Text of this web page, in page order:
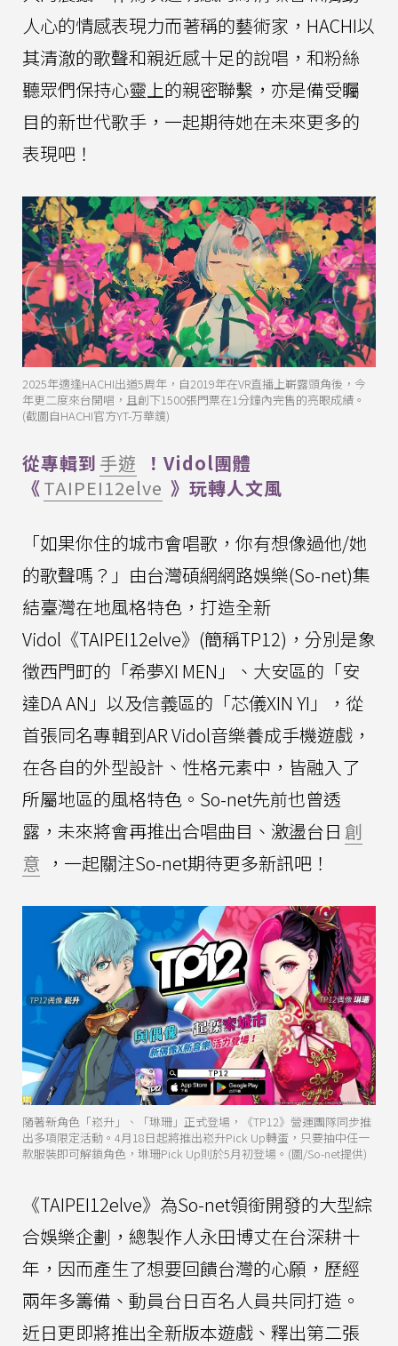
人心的情感表現力而著稱的藝術家，HACHI以
其清澈的歌聲和親近感十足的說唱，和粉絲
聽眾們保持心靈上的親密聯繫，亦是備受矚
目的新世代歌手，一起期待她在未來更多的
表現吧！
2025年適逢HACHI出道5周年，自2019年在VR直播上嶄露頭角後，今
年更二度來台開唱，且創下1500張門票在1分鐘內完售的亮眼成績。
(截圖自HACHI官方YT-万華鏡)
從專輯到 手遊
！Vidol團體
《TAIPEI12elve 》玩轉人文風
「如果你住的城市會唱歌，你有想像過他/她
的歌聲嗎？」由台灣碩網網路娛樂(So-net)集
結臺灣在地風格特色，打造全新
Vidol《TAIPEI12elve》(簡稱TP12)，分別是象
徵西門町的「希夢XI MEN」、大安區的「安
達DA AN」以及信義區的「芯儀XIN YI」，從
首張同名專輯到AR Vidol音樂養成手機遊戲，
在各自的外型設計、性格元素中，皆融入了
所屬地區的風格特色。So-net先前也曾透
露，未來將會再推出合唱曲目、激盪台日 創
意 ，一起關注So-net期待更多新訊吧！
隨著新角色「崧升」、「琳珊」正式登場，《TP12》營運團隊同步推
出多項限定活動。4月18日起將推出崧升Pick Up轉蛋，只要抽中任一
款服裝即可解鎖角色，琳珊Pick Up則於5月初登場。(圖/So-net提供)
《TAIPEI12elve》為So-net領銜開發的大型綜
合娛樂企劃，總製作人永田博丈在台深耕十
年，因而產生了想要回饋台灣的心願，歷經
兩年多籌備、動員台日百名人員共同打造。
近日更即將推出全新版本遊戲、釋出第二張